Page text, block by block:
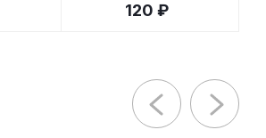
120 ₽